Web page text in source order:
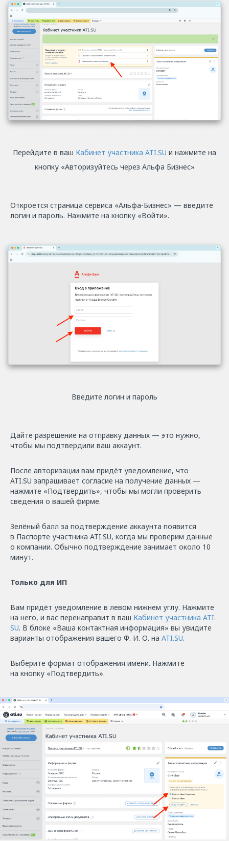
Перейдите в ваш Кабинет участника ATI.SU и нажмите на
кнопку «Авторизуйтесь через Альфа Бизнес»
Откроется страница сервиса «Альфа-Бизнес» — введите
логин и пароль. Нажмите на кнопку «Войти».
Введите логин и пароль
Дайте разрешение на отправку данных — это нужно,
чтобы мы подтвердили ваш аккаунт.
После авторизации вам придёт уведомление, что
ATI.SU запрашивает согласие на получение данных —
нажмите «Подтвердить», чтобы мы могли проверить
сведения о вашей фирме.
Зелёный балл за подтверждение аккаунта появится
в Паспорте участника ATI.SU, когда мы проверим данные
о компании. Обычно подтверждение занимает около 10
минут.
Только для ИП
Вам придёт уведомление в левом нижнем углу. Нажмите
на него, и вас перенаправит в ваш Кабинет участника ATI.
SU. В блоке «Ваша контактная информация» вы увидите
варианты отображения вашего Ф. И. О. на ATI.SU.
Выберите формат отображения имени. Нажмите
на кнопку «Подтвердить».